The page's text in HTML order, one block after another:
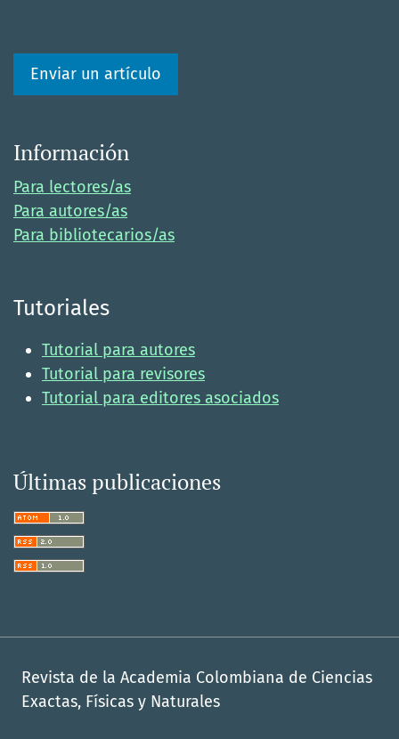
Enviar un artículo
Información
Para lectores/as
Para autores/as
Para bibliotecarios/as
Tutoriales
Tutorial para autores
Tutorial para revisores
Tutorial para editores asociados
Últimas publicaciones
Revista de la Academia Colombiana de Ciencias
Exactas, Físicas y Naturales